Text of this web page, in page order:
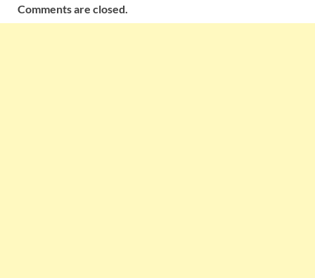
Comments are closed.